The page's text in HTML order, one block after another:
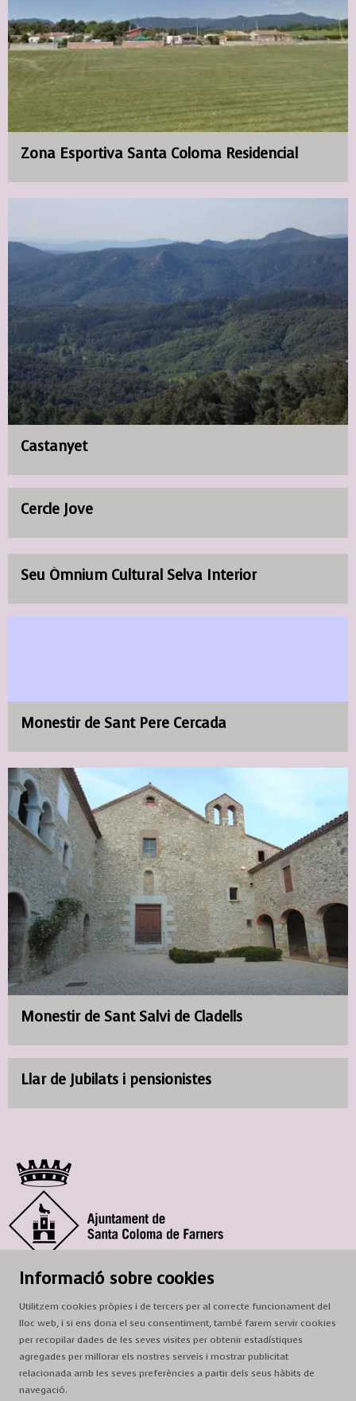
Zona Esportiva Santa Coloma Residencial
Castanyet
Cercle Jove
Seu Òmnium Cultural Selva Interior
Monestir de Sant Pere Cercada
Monestir de Sant Salvi de Cladells
Llar de Jubilats i pensionistes
© Ajuntament de Santa Coloma de Farners
Adreça: c. del Prat, 16, 17430 Santa Coloma de Farners
A/e:cultura@scf.cat
Sitemap
Informació sobre cookies
Utilitzem cookies pròpies i de tercers per al correcte funcionament del
lloc web, i si ens dona el seu consentiment, també farem servir cookies
per recopilar dades de les seves visites per obtenir estadístiques
agregades per millorar els nostres serveis i mostrar publicitat
relacionada amb les seves preferències a partir dels seus hàbits de
navegació.